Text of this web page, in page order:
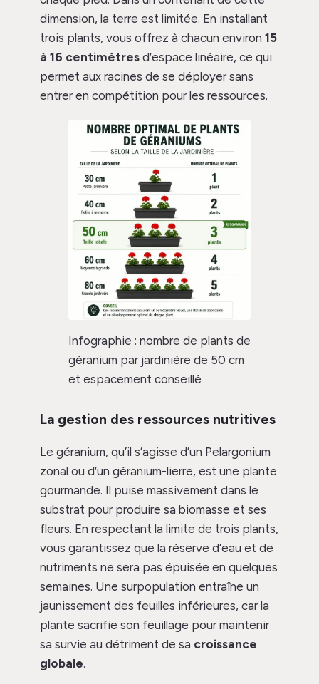
dimension, la terre est limitée. En installant
trois plants, vous offrez à chacun environ 15
à 16 centimètres d’espace linéaire, ce qui
permet aux racines de se déployer sans
entrer en compétition pour les ressources.
Infographie : nombre de plants de
géranium par jardinière de 50 cm
et espacement conseillé
La gestion des ressources nutritives
Le géranium, qu’il s’agisse d’un Pelargonium
zonal ou d’un géranium-lierre, est une plante
gourmande. Il puise massivement dans le
substrat pour produire sa biomasse et ses
fleurs. En respectant la limite de trois plants,
vous garantissez que la réserve d’eau et de
nutriments ne sera pas épuisée en quelques
semaines. Une surpopulation entraîne un
jaunissement des feuilles inférieures, car la
plante sacrifie son feuillage pour maintenir
sa survie au détriment de sa croissance
globale.